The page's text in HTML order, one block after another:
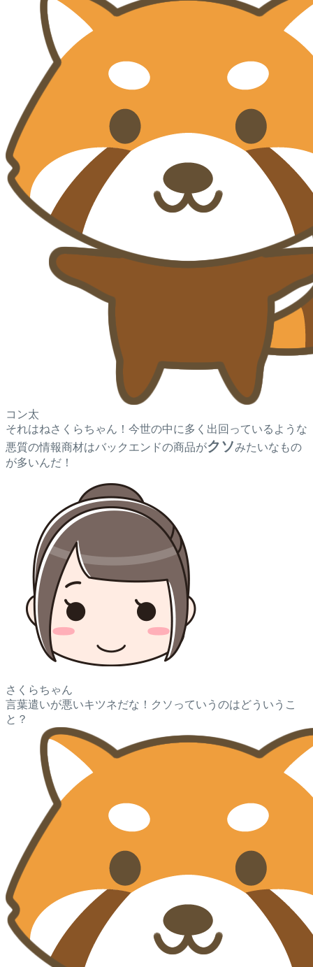
コン太
それはねさくらちゃん！今世の中に多く出回っているような
悪質の情報商材はバックエンドの商品がクソみたいなもの
が多いんだ！
さくらちゃん
言葉遣いが悪いキツネだな！クソっていうのはどういうこ
と？